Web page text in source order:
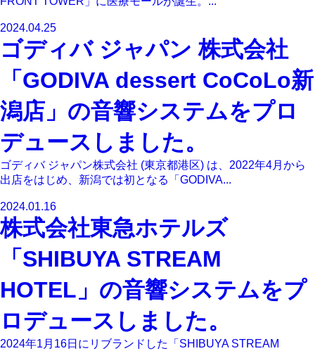
2024.04.25
ゴディバ ジャパン 株式会社
「GODIVA dessert CoCoLo新
潟店」の音響システムをプロ
デュースしました。
ゴディバ ジャパン株式会社 (東京都港区) は、2022年4月から
出店をはじめ、新潟では初となる「GODIVA...
2024.01.16
株式会社東急ホテルズ
「SHIBUYA STREAM
HOTEL」の音響システムをプ
ロデュースしました。
2024年1月16日にリブランドした「SHIBUYA STREAM